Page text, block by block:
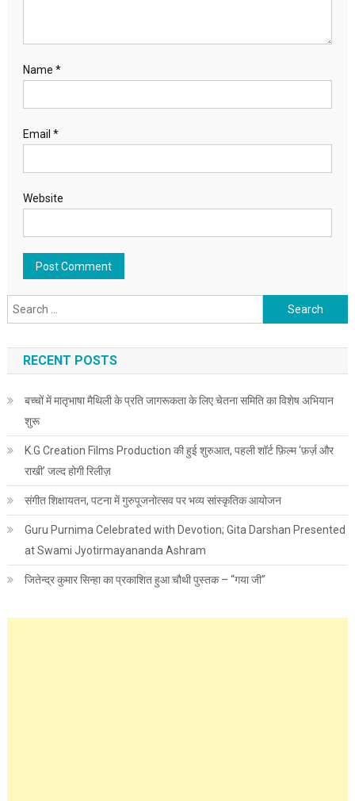
Name *
Email *
Website
Search for:
RECENT POSTS
बच्चों में मातृभाषा मैथिली के प्रति जागरूकता के लिए चेतना समिति का विशेष अभियान
शुरू
K.G Creation Films Production की हुई शुरुआत, पहली शॉर्ट फ़िल्म ‘फ़र्ज़ और
राखी’ जल्द होगी रिलीज़
संगीत शिक्षायतन, पटना में गुरुपूजनोत्सव पर भव्य सांस्कृतिक आयोजन
Guru Purnima Celebrated with Devotion; Gita Darshan Presented
at Swami Jyotirmayananda Ashram
जितेन्द्र कुमार सिन्हा का प्रकाशित हुआ चौथी पुस्तक – “गया जी”